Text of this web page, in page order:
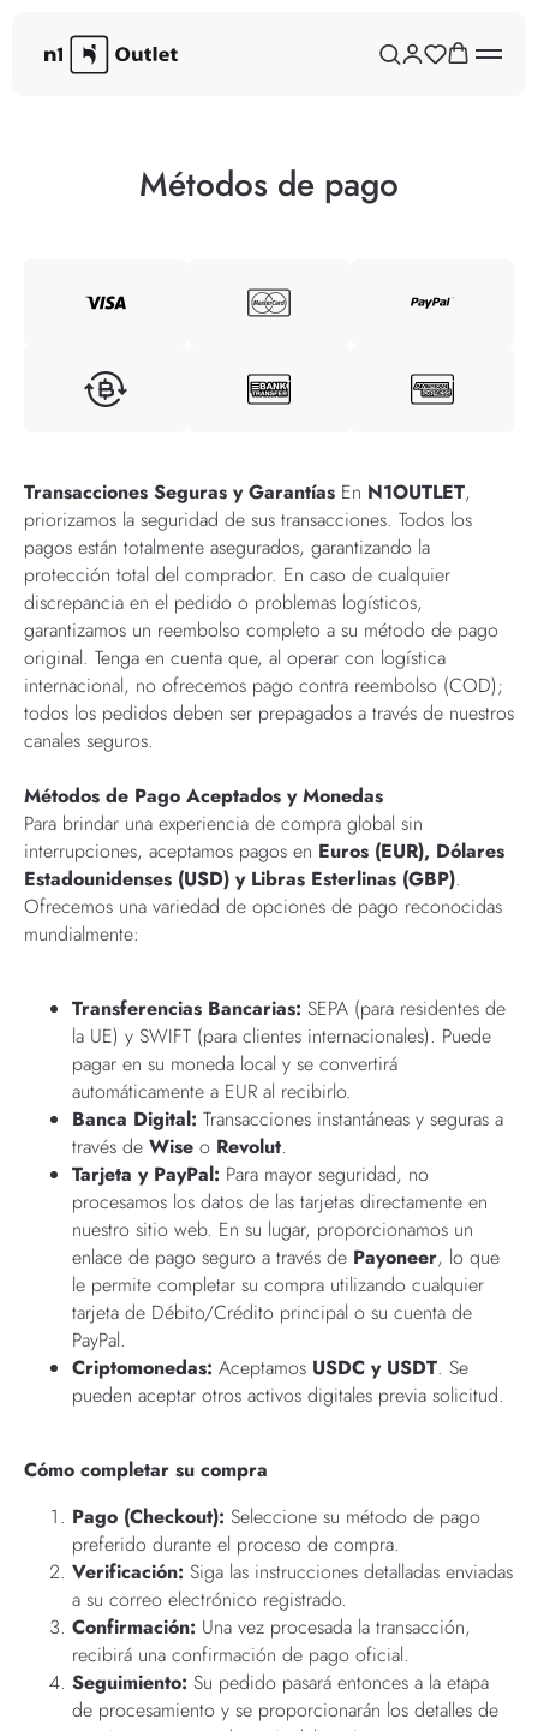
Métodos de pago
Transacciones Seguras y Garantías En N1OUTLET,
priorizamos la seguridad de sus transacciones. Todos los
pagos están totalmente asegurados, garantizando la
protección total del comprador. En caso de cualquier
discrepancia en el pedido o problemas logísticos,
garantizamos un reembolso completo a su método de pago
original. Tenga en cuenta que, al operar con logística
internacional, no ofrecemos pago contra reembolso (COD);
todos los pedidos deben ser prepagados a través de nuestros
canales seguros.
Métodos de Pago Aceptados y Monedas
Para brindar una experiencia de compra global sin
interrupciones, aceptamos pagos en Euros (EUR), Dólares
Estadounidenses (USD) y Libras Esterlinas (GBP).
Ofrecemos una variedad de opciones de pago reconocidas
mundialmente:
Transferencias Bancarias: SEPA (para residentes de
la UE) y SWIFT (para clientes internacionales). Puede
pagar en su moneda local y se convertirá
automáticamente a EUR al recibirlo.
Banca Digital: Transacciones instantáneas y seguras a
través de Wise o Revolut.
Tarjeta y PayPal: Para mayor seguridad, no
procesamos los datos de las tarjetas directamente en
nuestro sitio web. En su lugar, proporcionamos un
enlace de pago seguro a través de Payoneer, lo que
le permite completar su compra utilizando cualquier
tarjeta de Débito/Crédito principal o su cuenta de
PayPal.
Criptomonedas: Aceptamos USDC y USDT. Se
pueden aceptar otros activos digitales previa solicitud.
Cómo completar su compra
Pago (Checkout): Seleccione su método de pago
preferido durante el proceso de compra.
Verificación: Siga las instrucciones detalladas enviadas
a su correo electrónico registrado.
Confirmación: Una vez procesada la transacción,
recibirá una confirmación de pago oficial.
Seguimiento: Su pedido pasará entonces a la etapa
de procesamiento y se proporcionarán los detalles de